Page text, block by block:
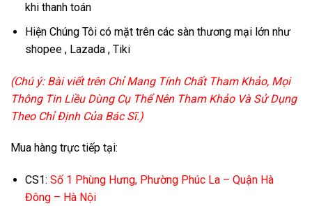
khi thanh toán
Hiện Chúng Tôi có mặt trên các sàn thương mại lớn như
shopee , Lazada , Tiki
(Chú ý: Bài viết trên Chỉ Mang Tính Chất Tham Khảo, Mọi
Thông Tin Liều Dùng Cụ Thể Nên Tham Khảo Và Sử Dụng
Theo Chỉ Định Của Bác Sĩ.)
Mua hàng trực tiếp tại:
CS1: Số 1 Phùng Hưng, Phường Phúc La – Quận Hà
Đông – Hà Nội